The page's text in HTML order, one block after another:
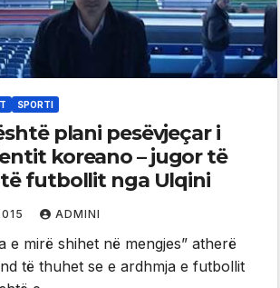
SPORTI
plani pesëvjeçar i
koreano – jugor të
futbollit nga Ulqini
ADMINI
e mirë shihet në mengjes” atherë
të thuhet se e ardhmja e futbollit